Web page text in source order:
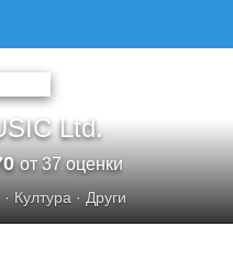
Ltd.
от 37 оценки
· Култура· Други